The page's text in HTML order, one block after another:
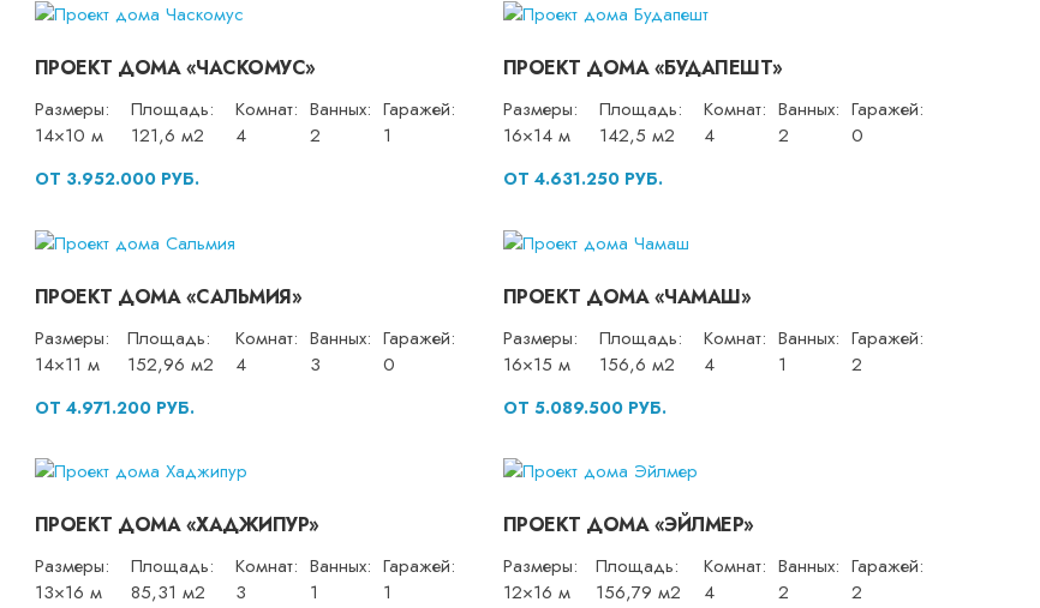
ПРОЕКТ ДОМА «ЧАСКОМУС»
Размеры:
14×10 м
Площадь:
121,6 м2
Комнат:
4
Ванных:
2
Гаражей:
1
ОТ 3.952.000 РУБ.
ПРОЕКТ ДОМА «БУДАПЕШТ»
Размеры:
16×14 м
Площадь:
142,5 м2
Комнат:
4
Ванных:
2
Гаражей:
0
ОТ 4.631.250 РУБ.
ПРОЕКТ ДОМА «САЛЬМИЯ»
Размеры:
14×11 м
Площадь:
152,96 м2
Комнат:
4
Ванных:
3
Гаражей:
0
ОТ 4.971.200 РУБ.
ПРОЕКТ ДОМА «ЧАМАШ»
Размеры:
16×15 м
Площадь:
156,6 м2
Комнат:
4
Ванных:
1
Гаражей:
2
ОТ 5.089.500 РУБ.
ПРОЕКТ ДОМА «ХАДЖИПУР»
Размеры:
13×16 м
Площадь:
85,31 м2
Комнат:
3
Ванных:
1
Гаражей:
1
ПРОЕКТ ДОМА «ЭЙЛМЕР»
Размеры:
12×16 м
Площадь:
156,79 м2
Комнат:
4
Ванных:
2
Гаражей:
2